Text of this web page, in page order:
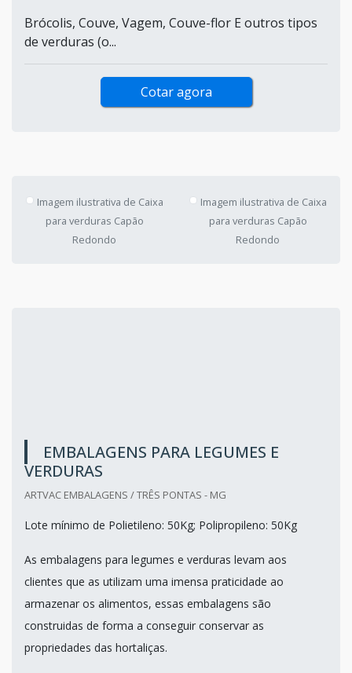
Brócolis, Couve, Vagem, Couve-flor E outros tipos
de verduras (o...
Cotar agora
Imagem ilustrativa de Caixa
para verduras Capão
Redondo
Imagem ilustrativa de Caixa
para verduras Capão
Redondo
EMBALAGENS PARA LEGUMES E
VERDURAS
ARTVAC EMBALAGENS / TRÊS PONTAS - MG
Lote mínimo de Polietileno: 50Kg; Polipropileno: 50Kg
As embalagens para legumes e verduras levam aos
clientes que as utilizam uma imensa praticidade ao
armazenar os alimentos, essas embalagens são
construidas de forma a conseguir conservar as
propriedades das hortaliças.